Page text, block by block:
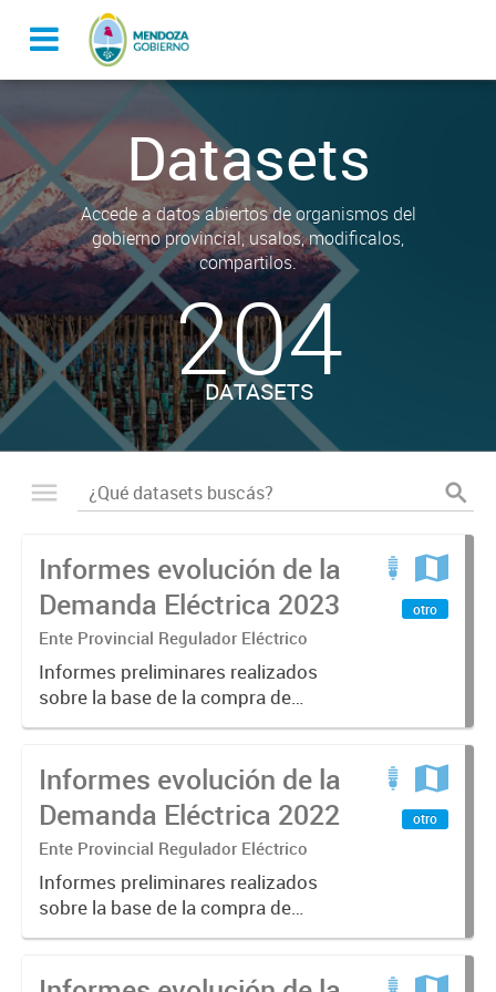
Datasets
Accede a datos abiertos de organismos del
gobierno provincial, usalos, modificalos,
compartilos.
204
DATASETS
Informes evolución de la
Demanda Eléctrica 2023
Ente Provincial Regulador Eléctrico
Informes preliminares realizados
sobre la base de la compra de
electricidad de los agentes
al MEM, según la información
suministrada por CAMMESA,
DISTROCUYO...
otro
Informes evolución de la
Demanda Eléctrica 2022
Ente Provincial Regulador Eléctrico
Informes preliminares realizados
sobre la base de la compra de
electricidad de los agentes
al MEM, según la información
otro